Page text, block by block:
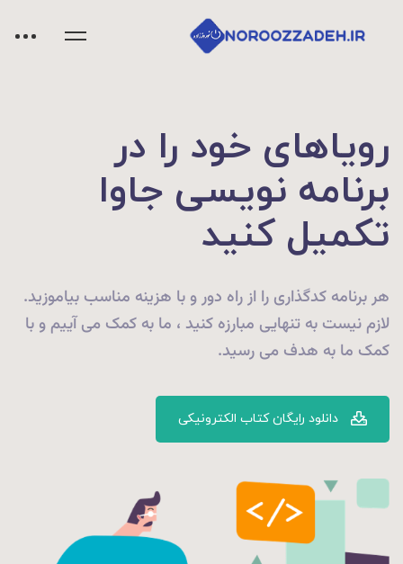
رویاهای خود را در
برنامه نویسی جاوا
تکمیل کنید
هر برنامه کدگذاری را از راه دور و با هزینه مناسب بیاموزید.
لازم نیست به تنهایی مبارزه کنید ، ما به کمک می آییم و با
کمک ما به هدف می رسید.
دانلود رایگان کتاب الکترونیکی